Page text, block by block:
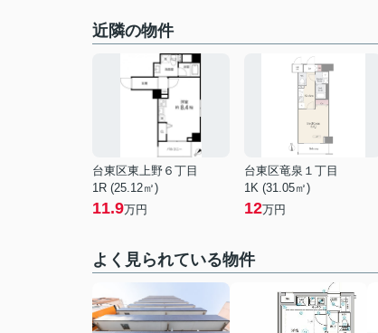
近隣の物件
台東区東上野６丁目
1R (25.12㎡)
11.9万円
台東区竜泉１丁目
1K (31.05㎡)
12万円
よく見られている物件